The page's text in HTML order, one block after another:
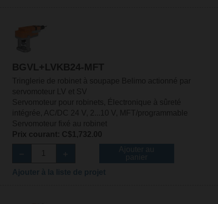
BGVL+LVKB24-MFT
Tringlerie de robinet à soupape Belimo actionné par
servomoteur LV et SV
Servomoteur pour robinets, Électronique à sûreté
intégrée, AC/DC 24 V, 2...10 V, MFT/programmable
Servomoteur fixé au robinet
Prix courant: C$1,732.00